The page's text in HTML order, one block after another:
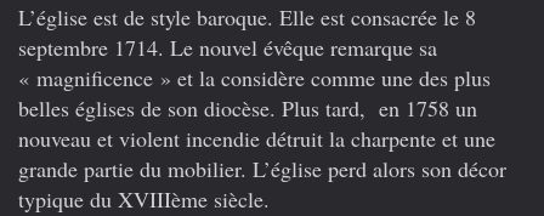
L’église est de style baroque. Elle est consacrée le 8
septembre 1714. Le nouvel évêque remarque sa
« magnificence » et la considère comme une des plus
belles églises de son diocèse. Plus tard, en 1758 un
nouveau et violent incendie détruit la charpente et une
grande partie du mobilier. L’église perd alors son décor
typique du XVIIIème siècle.